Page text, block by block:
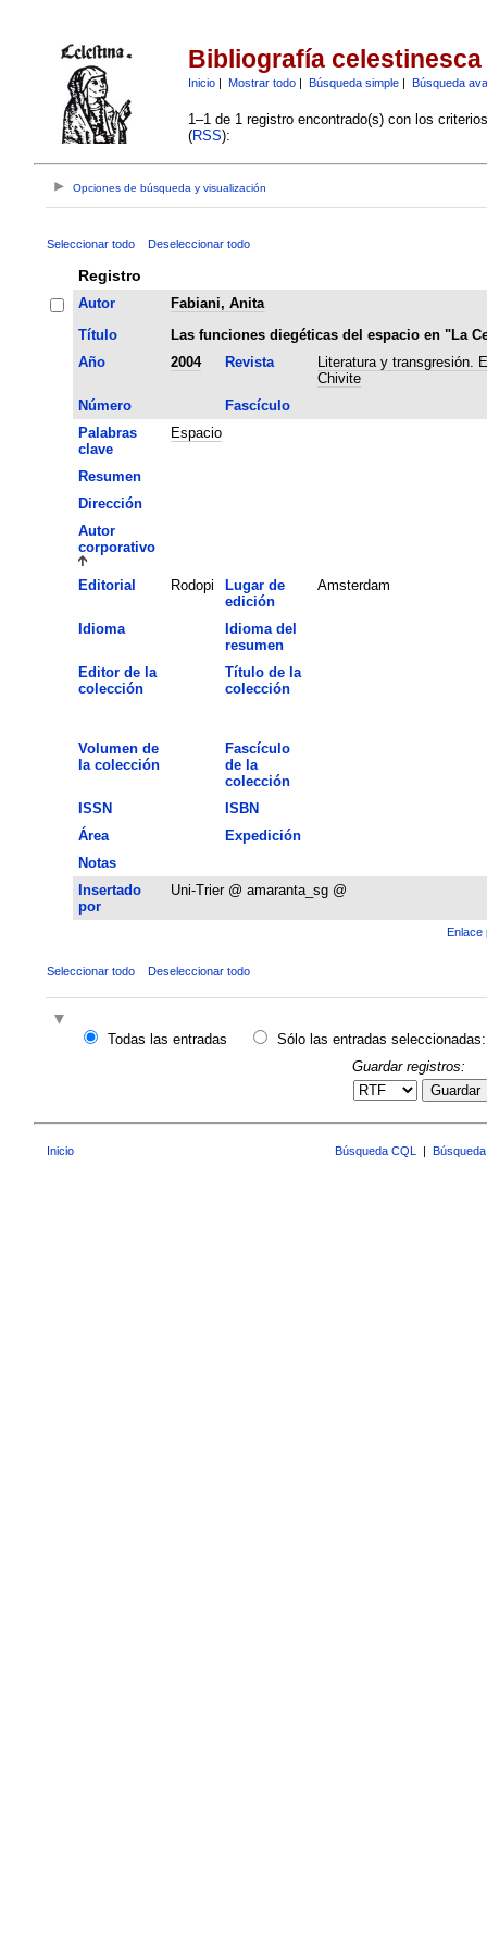
Bibliografía celestinesca
Inicio| Mostrar todo| Búsqueda simple| Búsqueda
1–1 de 1 registro encontrado(s) con los
(RSS):
Opciones de búsqueda y visualización
Seleccionar todo Deseleccionar todo
Registro
Autor
Fabiani, Anita
Título
Las funciones diegéticas del espacio en "La
Año
2004 Revista
Literatura y transgresión.
Chivite
Número
Fascículo
Palabras
clave
Espacio
Resumen
Dirección
Autor
corporativo
Editorial Rodopi
Lugar de
edición
Amsterdam
Idioma
Idioma del
resumen
Editor de la
colección
Título de la
colección
Volumen de
la colección
Fascículo
de la
colección
ISSN
ISBN
Área
Expedición
Notas
Insertado
por
Uni-Trier @ amaranta_sg @
Enlace
Seleccionar todo Deseleccionar todo
Todas las entradas
Sólo las entradas seleccionadas:
Guardar registros:
Guardar
Inicio Búsqueda CQL